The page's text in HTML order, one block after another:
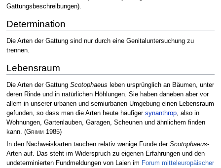
Gattungsbeschreibungen).
Determination
Die Arten der Gattung sind nur durch eine Genitaluntersuchung zu
trennen.
Lebensraum
Die Arten der Gattung Scotophaeus leben ursprünglich an Bäumen, unter
deren Rinde und in natürlichen Höhlungen. Sie haben daneben aber vor
allem in unserer urbanen und semiurbanen Umgebung einen Lebensraum
gefunden, so dass man die Arten heute häufiger synanthrop, also in
Wohnungen, Gartenlauben, Garagen, Scheunen und ähnlichem finden
kann. (Grimm 1985)
In den Nachweiskarten tauchen relativ wenige Funde der Scotophaeus-
Arten auf. Das steht im Widerspruch zu eigenen Erfahrungen und den
undeterminierten Fundmeldungen von Laien im Forum mitteleuropäischer